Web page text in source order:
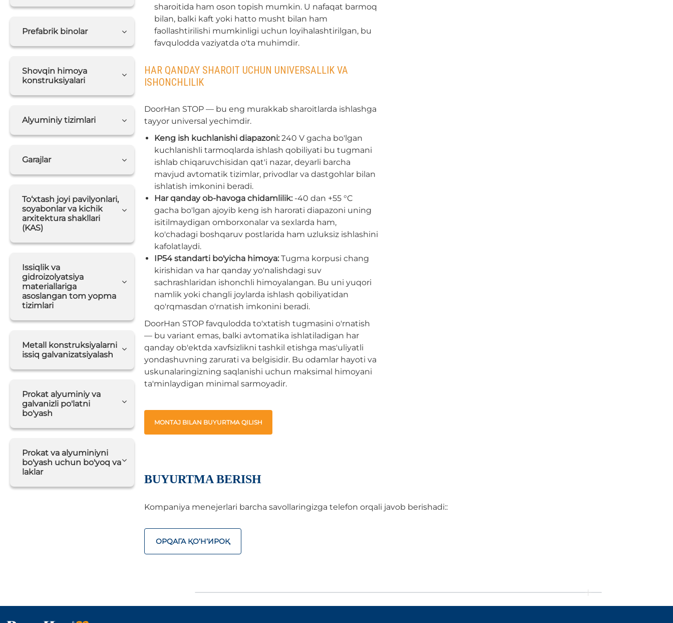
Prefabrik binolar
Shovqin himoya
konstruksiyalari
Alyuminiy tizimlari
Garajlar
To‘xtash joyi pavilyonlari,
soyabonlar va kichik
arxitektura shakllari
(KAS)
Issiqlik va
gidroizolyatsiya
materiallariga
asoslangan tom yopma
tizimlari
Metall konstruksiyalarni
issiq galvanizatsiyalash
Prokat alyuminiy va
galvanizli po'latni
bo'yash
Prokat va alyuminiyni
bo'yash uchun bo'yoq va
laklar
sharoitida ham oson topish mumkin. U nafaqat barmoq
bilan, balki kaft yoki hatto musht bilan ham
faollashtirilishi mumkinligi uchun loyihalashtirilgan, bu
favqulodda vaziyatda o'ta muhimdir.
HAR QANDAY SHAROIT UCHUN UNIVERSALLIK VA
ISHONCHLILIK
DoorHan STOP — bu eng murakkab sharoitlarda ishlashga
tayyor universal yechimdir.
Keng ish kuchlanishi diapazoni:240 V gacha bo'lgan
kuchlanishli tarmoqlarda ishlash qobiliyati bu tugmani
ishlab chiqaruvchisidan qat'i nazar, deyarli barcha
mavjud avtomatik tizimlar, privodlar va dastgohlar bilan
ishlatish imkonini beradi.
Har qanday ob-havoga chidamlilik:-40 dan +55 °C
gacha bo'lgan ajoyib keng ish harorati diapazoni uning
isitilmaydigan omborxonalar va sexlarda ham,
ko'chadagi boshqaruv postlarida ham uzluksiz ishlashini
kafolatlaydi.
IP54 standarti bo'yicha himoya:Tugma korpusi chang
kirishidan va har qanday yo'nalishdagi suv
sachrashlaridan ishonchli himoyalangan. Bu uni yuqori
namlik yoki changli joylarda ishlash qobiliyatidan
qo'rqmasdan o'rnatish imkonini beradi.
DoorHan STOP favqulodda to'xtatish tugmasini o'rnatish
— bu variant emas, balki avtomatika ishlatiladigan har
qanday ob'ektda xavfsizlikni tashkil etishga mas'uliyatli
yondashuvning zarurati va belgisidir. Bu odamlar hayoti va
uskunalaringizning saqlanishi uchun maksimal himoyani
ta'minlaydigan minimal sarmoyadir.
MONTAJ BILAN BUYURTMA QILISH
BUYURTMA BERISH
Kompaniya menejerlari barcha savollaringizga telefon orqali javob berishadi::
ОРQАГА ҚO‘Н‘ИРОҚ